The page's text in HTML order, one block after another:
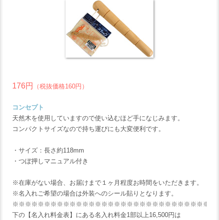
176円 （税抜価格160円）
コンセプト
天然木を使用していますので使い込むほど手になじみます。
コンパクトサイズなので持ち運びにも大変便利です。
・サイズ：長さ約118mm
・つぼ押しマニュアル付き
※在庫がない場合、お届けまで１ヶ月程度お時間をいただきます。
※名入れご希望の場合は外装へのシール貼りとなります。
下の【名入れ料金表】にある名入れ料金1部以上16,500円は